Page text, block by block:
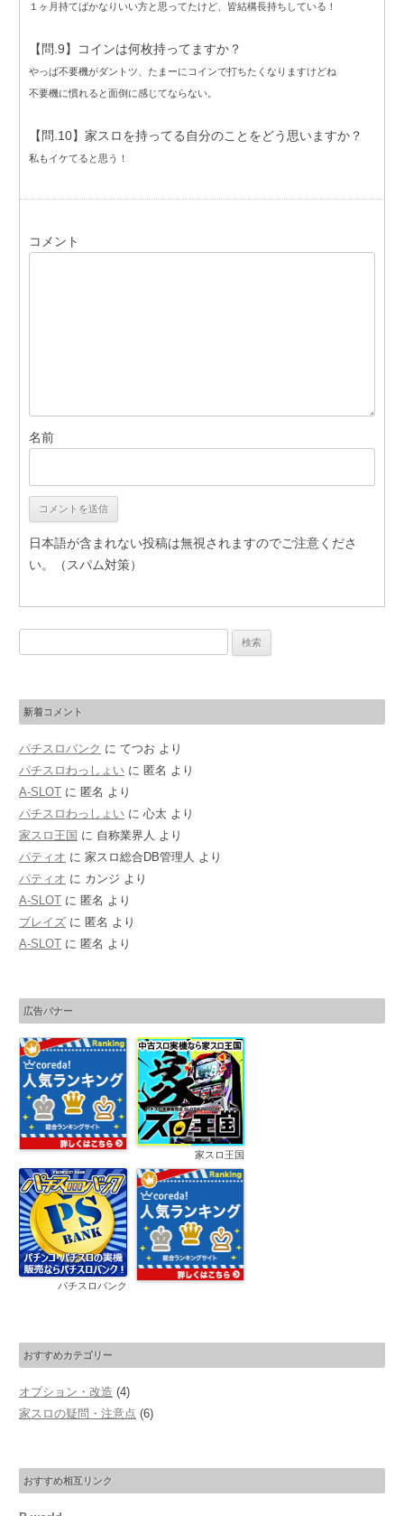
１ヶ月持てばかなりいい方と思ってたけど、皆結構長持ちしている！
【問.9】コインは何枚持ってますか？
やっぱ不要機がダントツ、たまーにコインで打ちたくなりますけどね
不要機に慣れると面倒に感じてならない。
【問.10】家スロを持ってる自分のことをどう思いますか？
私もイケてると思う！
コメント
名前
日本語が含まれない投稿は無視されますのでご注意くださ
い。（スパム対策）
新着コメント
パチスロバンク に てつお より
パチスロわっしょい に 匿名 より
A-SLOT に 匿名 より
パチスロわっしょい に 心太 より
家スロ王国 に 自称業界人 より
パティオ に 家スロ総合DB管理人 より
パティオ に カンジ より
A-SLOT に 匿名 より
ブレイズ に 匿名 より
A-SLOT に 匿名 より
広告バナー
家スロ王国
パチスロバンク
おすすめカテゴリー
オプション・改造 (4)
家スロの疑問・注意点 (6)
おすすめ相互リンク